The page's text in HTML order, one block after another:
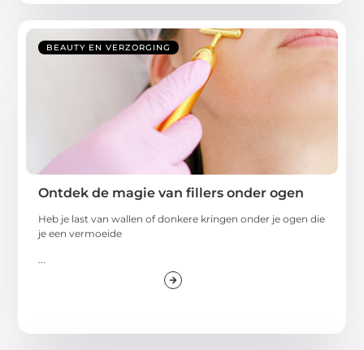
BEAUTY EN VERZORGING
Ontdek de magie van fillers onder ogen
Heb je last van wallen of donkere kringen onder je ogen die
je een vermoeide